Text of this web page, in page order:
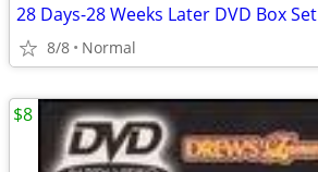
28 Days-28 Weeks Later DVD Box Set
8/8 Normal
$8